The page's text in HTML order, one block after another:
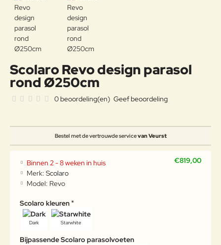
Scolaro Revo design parasol
rond Ø250cm
Bestel met de vertrouwde servicevan Veurst
0 beoordeling(en) Geef beoordeling
€819,00
Binnen 2 - 8 weken in huis
Merk: Scolaro
Model: Revo
Scolaro kleuren
Dark Starwhite
Bijpassende Scolaro parasolvoeten